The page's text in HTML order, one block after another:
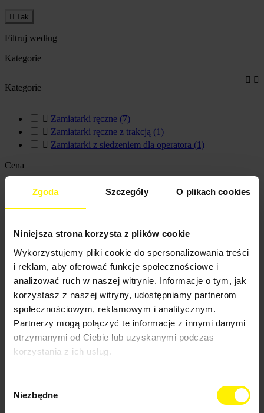
Zgoda Szczegóły O plikach cookies
Niniejsza strona korzysta z plików cookie
Wykorzystujemy pliki cookie do spersonalizowania treści
i reklam, aby oferować funkcje społecznościowe i
analizować ruch w naszej witrynie. Informacje o tym, jak
korzystasz z naszej witryny, udostępniamy partnerom
społecznościowym, reklamowym i analitycznym.
Partnerzy mogą połączyć te informacje z innymi danymi
otrzymanymi od Ciebie lub uzyskanymi podczas
korzystania z ich usług.
zgody
Niezbędne
 Tak
Filtruj według
Kategorie
Kategorie
 
 Zamiatarki ręczne (7)
 Zamiatarki ręczne z trakcją (1)
 Zamiatarki z siedzeniem dla operatora (1)
Cena
News
Zamiatarki karcher